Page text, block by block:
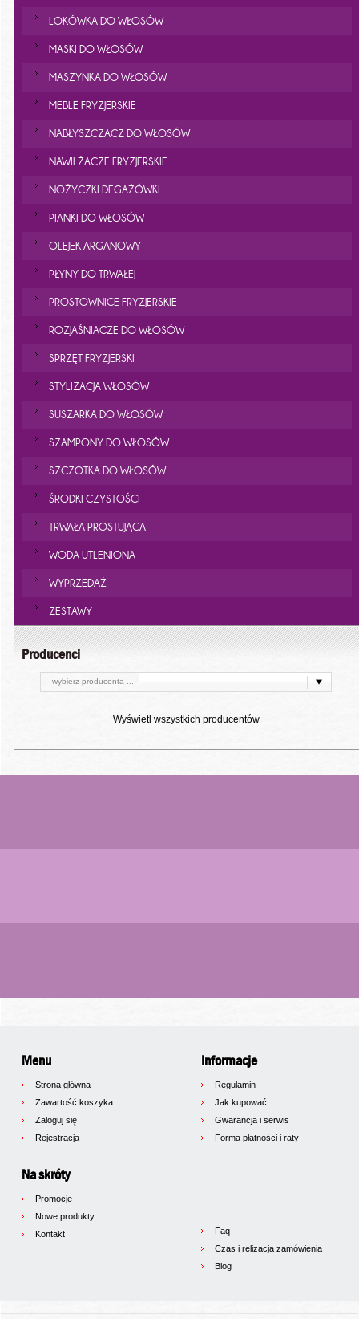
LOKÓWKA DO WŁOSÓW
MASKI DO WŁOSÓW
MASZYNKA DO WŁOSÓW
MEBLE FRYZJERSKIE
NABŁYSZCZACZ DO WŁOSÓW
NAWILŻACZE FRYZJERSKIE
NOŻYCZKI DEGAŻÓWKI
PIANKI DO WŁOSÓW
OLEJEK ARGANOWY
PŁYNY DO TRWAŁEJ
PROSTOWNICE FRYZJERSKIE
ROZJAŚNIACZE DO WŁOSÓW
SPRZĘT FRYZJERSKI
STYLIZACJA WŁOSÓW
SUSZARKA DO WŁOSÓW
SZAMPONY DO WŁOSÓW
SZCZOTKA DO WŁOSÓW
ŚRODKI CZYSTOŚCI
TRWAŁA PROSTUJĄCA
WODA UTLENIONA
WYPRZEDAŻ
ZESTAWY
Producenci
wybierz producenta ...
Wyświetl wszystkich producentów
Menu
Strona główna
Zawartość koszyka
Zaloguj się
Rejestracja
Na skróty
Promocje
Nowe produkty
Kontakt
Informacje
Regulamin
Jak kupować
Gwarancja i serwis
Forma płatności i raty
Faq
Czas i relizacja zamówienia
Blog